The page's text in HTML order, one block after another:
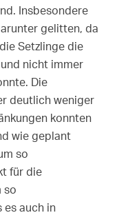
Insbesondere
gelitten, da
Setzlinge die
nicht immer
Die
deutlich weniger
konnten
wie geplant
so
für die
so
es auch in